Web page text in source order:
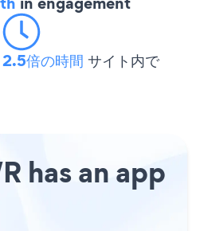
2.5倍の時間 サイト内で
has an app